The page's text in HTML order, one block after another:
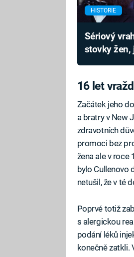
HISTORIE
Sériový
stovky žen,
16 let
Začátek jeho
a bratry v New
zdravotních
promoci bez
žena ale v roce
bylo Cullenovo
netušil, že v té
Poprvé totiž
s alergickou
podání léků
konečně zatkli.